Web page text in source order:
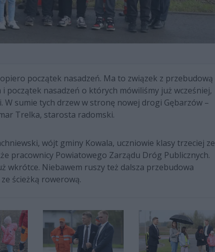
początek nasadzeń. Ma to związek z przebudową
początek nasadzeń o których mówiliśmy już wcześniej,
sumie tych drzew w stronę nowej drogi Gębarzów –
Trelka, starosta radomski.
wójt gminy Kowala, uczniowie klasy trzeciej ze
pracownicy Powiatowego Zarządu Dróg Publicznych.
wkrótce. Niebawem ruszy też dalsza przebudowa
ścieżką rowerową.